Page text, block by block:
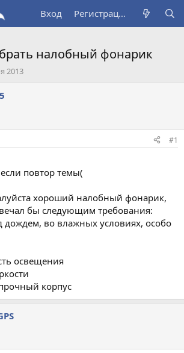
Вход Регистрация
налобный фонарик
2013
#1
повтор темы(
хороший налобный фонарик,
бы следующим требования:
дождем, во влажных условиях, особо
освещения
корпус